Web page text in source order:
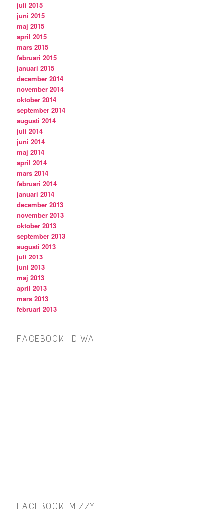
juli 2015
juni 2015
maj 2015
april 2015
mars 2015
februari 2015
januari 2015
december 2014
november 2014
oktober 2014
september 2014
augusti 2014
juli 2014
juni 2014
maj 2014
april 2014
mars 2014
februari 2014
januari 2014
december 2013
november 2013
oktober 2013
september 2013
augusti 2013
juli 2013
juni 2013
maj 2013
april 2013
mars 2013
februari 2013
FACEBOOK IDIWA
FACEBOOK MIZZY